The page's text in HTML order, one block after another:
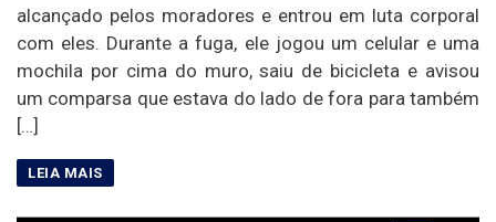
alcançado pelos moradores e entrou em luta corporal
com eles. Durante a fuga, ele jogou um celular e uma
mochila por cima do muro, saiu de bicicleta e avisou
um comparsa que estava do lado de fora para também
[…]